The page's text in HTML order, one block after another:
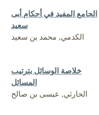
الجامع المفيد في أحكام أبى
سعيد
الكدمي, محمد بن سعيد
خلاصة الوسائل بترتيب
المسائل
الحارثي, عيسى بن صالح